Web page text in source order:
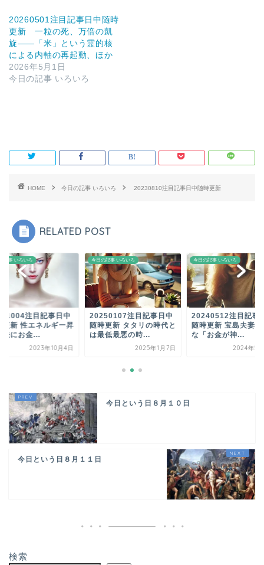
20260501注目記事日中随時
更新 一粒の死、万倍の凱
旋――「米」という霊的核
による内軸の再起動、ほか
2026年5月1日
今日の記事 いろいろ
HOME 今日の記事 いろいろ 20230810注目記事日中随時更新
RELATED POST
記事 いろいろ
注目記事日中
更新 性エネルギー昇
法にお金...
2023年10月4日
今日の記事 いろいろ
20250107注目記事日中
随時更新 タタリの時代と
は最低最悪の時...
2025年1月7日
今日の記事 いろいろ
20240512注目記事
随時更新 宝島夫妻
な「お金が神...
2024年5
今日という日８月１０日
今日という日８月１１日
検索